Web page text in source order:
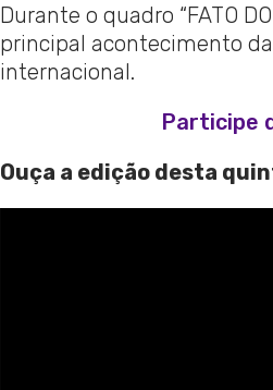
Durante o quadro “FATO
principal acontecimento
internacional.
Participe
Ouça a edição desta